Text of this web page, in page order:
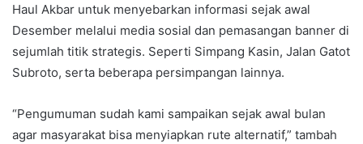
Haul Akbar untuk menyebarkan informasi sejak awal
Desember melalui media sosial dan pemasangan banner di
sejumlah titik strategis. Seperti Simpang Kasin, Jalan Gatot
Subroto, serta beberapa persimpangan lainnya.
“Pengumuman sudah kami sampaikan sejak awal bulan
agar masyarakat bisa menyiapkan rute alternatif,” tambah